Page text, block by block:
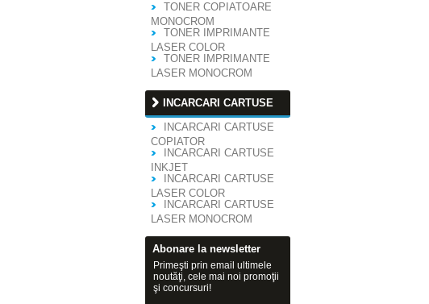
TONER COPIATOARE
MONOCROM
TONER IMPRIMANTE
LASER COLOR
TONER IMPRIMANTE
LASER MONOCROM
INCARCARI CARTUSE
INCARCARI CARTUSE
COPIATOR
INCARCARI CARTUSE
INKJET
INCARCARI CARTUSE
LASER COLOR
INCARCARI CARTUSE
LASER MONOCROM
Abonare la newsletter
Primeşti prin email ultimele
noutăţi, cele mai noi promoţii
şi concursuri!